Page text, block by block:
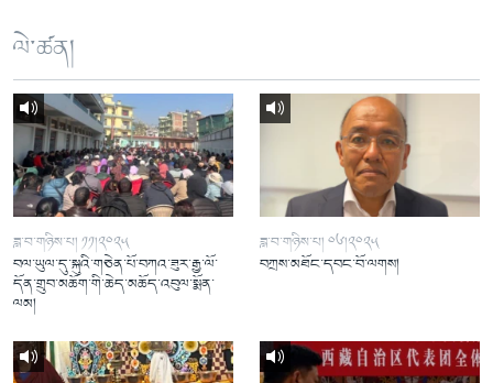
ལེ་ཚན།
ཟླ་བ་གཉིས་པ། ༡༡།༢༠༢༥
བལ་ཡུལ་དུ་སྐུའི་གཅེན་པོ་བཀའ་ཟུར་རྒྱ་ལོ་
དོན་གྲུབ་མཆོག་གི་ཆེད་མཆོད་འབུལ་སྨོན་
ལམ།
ཟླ་བ་གཉིས་པ། ༠༦།༢༠༢༥
བཀྲས་མཐོང་དབང་བོ་ལགས།